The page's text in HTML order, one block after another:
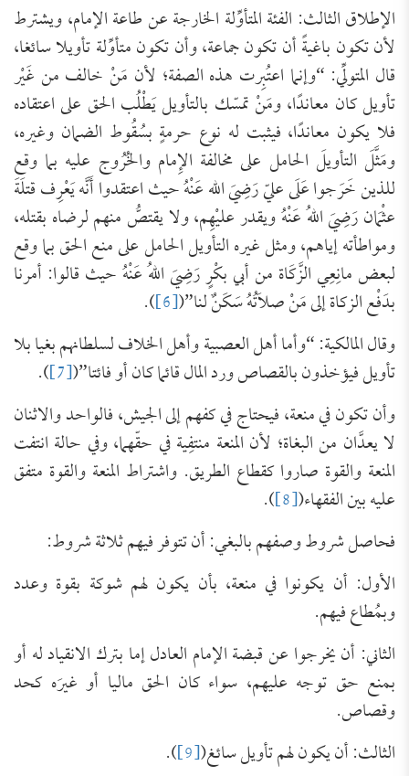
الإطلاق الثالث: الفئة المتأوِّلة الخارجة عن طاعة الإمام، ويشترط
لأن تكون باغيةً أن تكون جماعة، وأن تكون متأوِّلة تأويلا سائغا،
قال المتولِّي: “وإنما اعتُبِرت هذه الصفة؛ لأن مَنْ خالف من غَيْر
تأويل كان معاندًا، ومَنْ تمسّك بالتأويل يَطْلُب الحق على اعتقاده
فلا يكون معاندًا، فيثبت له نوع حرمةٍ بسُقُوط الضمان وغيره،
ومَثَّلَ التأويلَ الحامل على مخالفة الإِمام والخُرُوج عليه بما وقع
للذين خَرَجوا عَلَى عليّ رَضِيَ الله عَنْهُ حيث اعتقدوا أَنَّه يَعْرِف قتلَةَ
عثْمَان رَضِيَ اللهُ عَنْهُ ويقدر عليْهِم، ولا يقتصُّ منهم لرضاه بقتله،
ومواطأته إياهم، ومثل غيره التأويل الحامل على منع الحق بما وقع
لبعض مانِعِي الزَّكَاة من أبي بكْرٍ رَضِيَ اللهُ عَنْهُ حيث قالوا: أمرنا
بدَفْع الزكاة إلى مَنْ صلاَتُهُ سَكَنٌ لنا”([6]
).
وقال المالكية: “وأما أهل العصبية وأهل الخلاف لسلطانهم بغيا بلا
تأويل فيؤخذون بالقصاص ورد المال قائما كان أو فائتا”([7]
).
وأن تكون في منعة، فيحتاج في كفهم إلى الجيش، فالواحد والاثنان
لا يعدَّان من البغاة؛ لأن المنعة منتفِية في حقّهما، وفي حالة انتفت
المنعة والقوة صاروا كقطاع الطريق. واشتراط المنعة والقوة متفق
عليه بين الفقهاء([8]
).
فحاصل شروط وصفهم بالبغي: أن تتوفر فيهم ثلاثة شروط:
الأول: أن يكونوا في منعة، بأن يكون لهم شوكة بقوة وعدد
وبمُطاع فيهم.
الثاني: أن يخرجوا عن قبضة الإمام العادل إما بترك الانقياد له أو
بمنع حق توجه عليهم، سواء كان الحق ماليا أو غيرَه كحد
وقصاص.
الثالث: أن يكون لهم تأويل سائغ([9]
).